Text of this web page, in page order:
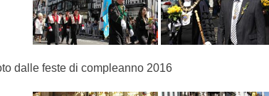
dalle feste di compleanno 2016